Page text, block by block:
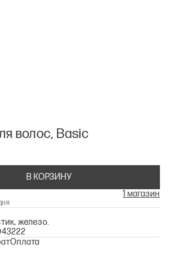
волос, Basic
В КОРЗИНУ
1 магазин
железо.
Оплата